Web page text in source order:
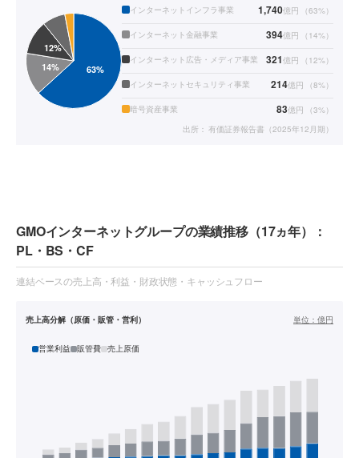
インターネットインフラ事業
1,740億円 （63%）
インターネット金融事業 394億円 （ 14%）
インターネット広告・メディア事業 321億円 （ 12%）
インターネットセキュリティ事業 214億円 （8%）
暗号資産事業 83億円 （3%）
出所： 有価証券報告書（2025年12月期）
GMOインターネットグループの業績推移（17ヵ年）：
PL・BS・CF
連結ベースの売上高・利益・財政状態・キャッシュフロー
売上高分解（原価・販管・営利） 単位： 億円
営業利益 販管費 売上原価